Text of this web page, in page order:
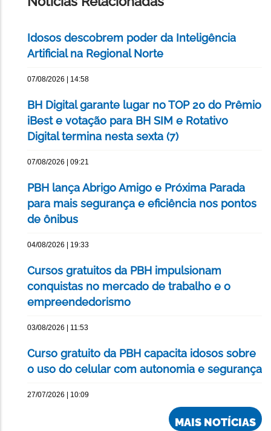
Idosos descobrem poder da Inteligência
Artificial na Regional Norte
07/08/2026 | 14:58
BH Digital garante lugar no TOP 20 do Prêmio
iBest e votação para BH SIM e Rotativo
Digital termina nesta sexta (7)
07/08/2026 | 09:21
PBH lança Abrigo Amigo e Próxima Parada
para mais segurança e eficiência nos pontos
de ônibus
04/08/2026 | 19:33
Cursos gratuitos da PBH impulsionam
conquistas no mercado de trabalho e o
empreendedorismo
03/08/2026 | 11:53
Curso gratuito da PBH capacita idosos sobre
o uso do celular com autonomia e segurança
27/07/2026 | 10:09
MAIS NOTÍCIAS